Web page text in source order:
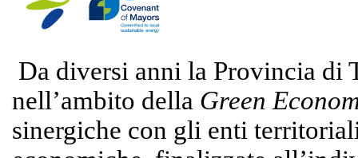
Da diversi anni la Provincia di
nell’ambito della Green
sinergiche con gli enti